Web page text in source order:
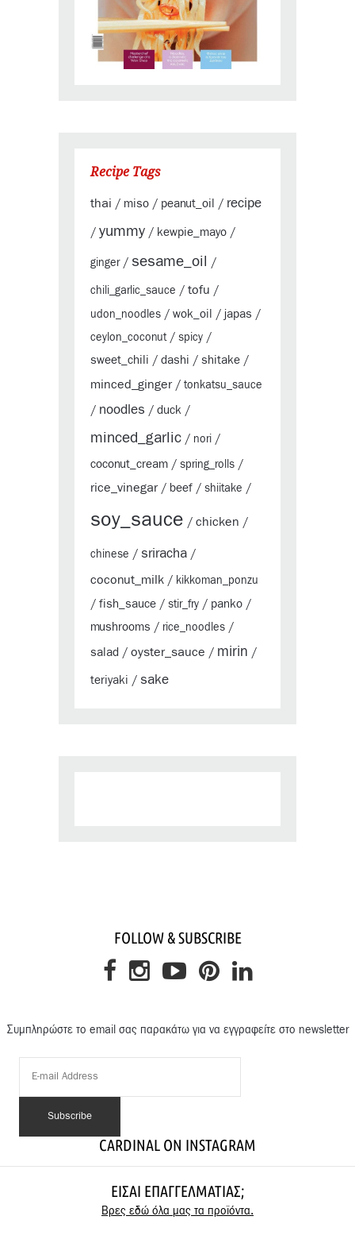
Recipe Tags
thai / miso / peanut_oil / recipe
/ yummy / kewpie_mayo /
ginger/ sesame_oil /
chili_garlic_sauce / tofu /
udon_noodles / wok_oil / japas /
ceylon_coconut/ spicy /
sweet_chili / dashi / shitake /
minced_ginger/ tonkatsu_sauce
/ noodles / duck /
minced_garlic / nori /
coconut_cream / spring_rolls /
rice_vinegar/ beef / shiitake /
soy_sauce / chicken /
chinese / sriracha /
coconut_milk / kikkoman_ponzu
/ fish_sauce / stir_fry / panko /
mushrooms / rice_noodles /
salad / oyster_sauce / mirin /
teriyaki / sake
FOLLOW & SUBSCRIBE
Συμπληρώστε το email σας παρακάτω για να εγγραφείτε στο newsletter
CARDINAL ON INSTAGRAM
ΕΊΣΑΙ ΕΠΑΓΓΕΛΜΑΤΊΑΣ;
Βρες εδώ όλα μας τα προϊόντα.